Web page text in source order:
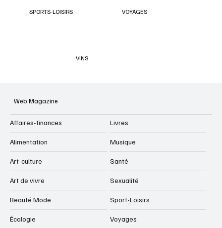
SPORTS-LOISIRS VOYAGES
VINS
Web Magazine
Affaires-finances
Alimentation
Art-culture
Art de vivre
Beauté Mode
Écologie
Livres
Musique
Santé
Sexualité
Sport-Loisirs
Voyages